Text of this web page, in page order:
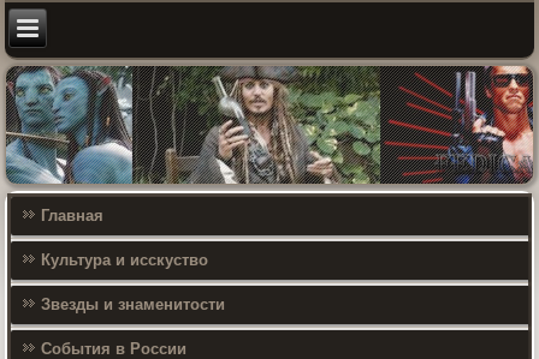
Главная
Культура и исскуство
Звезды и знаменитости
События в России